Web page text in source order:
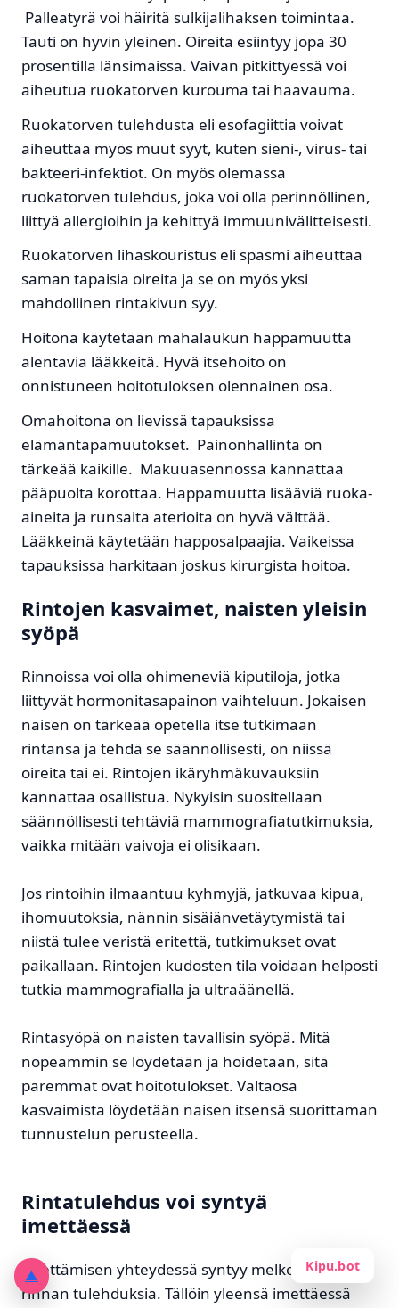
Palleatyrä voi häiritä sulkijalihaksen toimintaa.
Tauti on hyvin yleinen. Oireita esiintyy jopa 30
prosentilla länsimaissa. Vaivan pitkittyessä voi
aiheutua ruokatorven kurouma tai haavauma.
Ruokatorven tulehdusta eli esofagiittia voivat
aiheuttaa myös muut syyt, kuten sieni-, virus- tai
bakteeri-infektiot. On myös olemassa
ruokatorven tulehdus, joka voi olla perinnöllinen,
liittyä allergioihin ja kehittyä immuunivälitteisesti.
Ruokatorven lihaskouristus eli spasmi aiheuttaa
saman tapaisia oireita ja se on myös yksi
mahdollinen rintakivun syy.
Hoitona käytetään mahalaukun happamuutta
alentavia lääkkeitä. Hyvä itsehoito on
onnistuneen hoitotuloksen olennainen osa.
Omahoitona on lievissä tapauksissa
elämäntapamuutokset. Painonhallinta on
tärkeää kaikille. Makuuasennossa kannattaa
pääpuolta korottaa. Happamuutta lisääviä ruoka-
aineita ja runsaita aterioita on hyvä välttää.
Lääkkeinä käytetään happosalpaajia. Vaikeissa
tapauksissa harkitaan joskus kirurgista hoitoa.
Rintojen kasvaimet, naisten yleisin
syöpä
Rinnoissa voi olla ohimeneviä kiputiloja, jotka
liittyvät hormonitasapainon vaihteluun. Jokaisen
naisen on tärkeää opetella itse tutkimaan
rintansa ja tehdä se säännöllisesti, on niissä
oireita tai ei. Rintojen ikäryhmäkuvauksiin
kannattaa osallistua. Nykyisin suositellaan
säännöllisesti tehtäviä mammografiatutkimuksia,
vaikka mitään vaivoja ei olisikaan.
Jos rintoihin ilmaantuu kyhmyjä, jatkuvaa kipua,
ihomuutoksia, nännin sisäiänvetäytymistä tai
niistä tulee veristä eritettä, tutkimukset ovat
paikallaan. Rintojen kudosten tila voidaan helposti
tutkia mammografialla ja ultraäänellä.
Rintasyöpä on naisten tavallisin syöpä. Mitä
nopeammin se löydetään ja hoidetaan, sitä
paremmat ovat hoitotulokset. Valtaosa
kasvaimista löydetään naisen itsensä suorittaman
tunnustelun perusteella.
Rintatulehdus voi syntyä
imettäessä
Imettämisen yhteydessä syntyy melko usein
rinnan tulehduksia. Tällöin yleensä imettäessä
▲
Kipu.bot